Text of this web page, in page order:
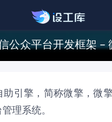
公众平台开发框架 –
引擎，简称微擎，微
理系统。